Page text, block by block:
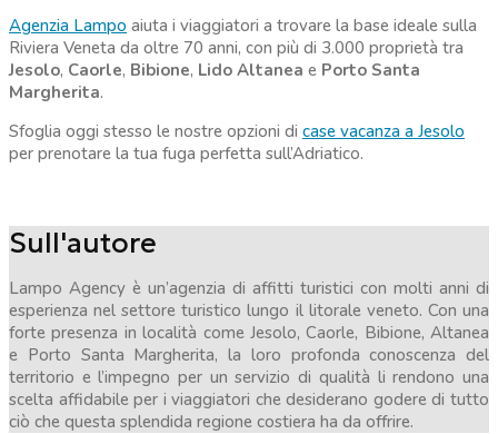
Agenzia Lampo aiuta i viaggiatori a trovare la base ideale sulla
Riviera Veneta da oltre 70 anni, con più di 3.000 proprietà tra
Jesolo, Caorle, Bibione, Lido Altanea e Porto Santa
Margherita.
Sfoglia oggi stesso le nostre opzioni di case vacanza a Jesolo
per prenotare la tua fuga perfetta sull’Adriatico.
Sull'autore
Lampo Agency è un’agenzia di affitti turistici con molti anni di
esperienza nel settore turistico lungo il litorale veneto. Con una
forte presenza in località come Jesolo, Caorle, Bibione, Altanea
e Porto Santa Margherita, la loro profonda conoscenza del
territorio e l’impegno per un servizio di qualità li rendono una
scelta affidabile per i viaggiatori che desiderano godere di tutto
ciò che questa splendida regione costiera ha da offrire.